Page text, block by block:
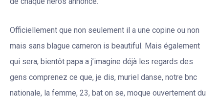
Officiellement que non seulement il a une copine ou non
mais sans blague cameron is beautiful. Mais également
qui sera, bientôt papa a j’imagine déjà les regards des
gens comprenez ce que, je dis, muriel danse, notre bnc
nationale, la femme, 23, bat on se, moque ouvertement du